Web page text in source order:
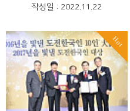
작성일 : 2022.11.22
Hot